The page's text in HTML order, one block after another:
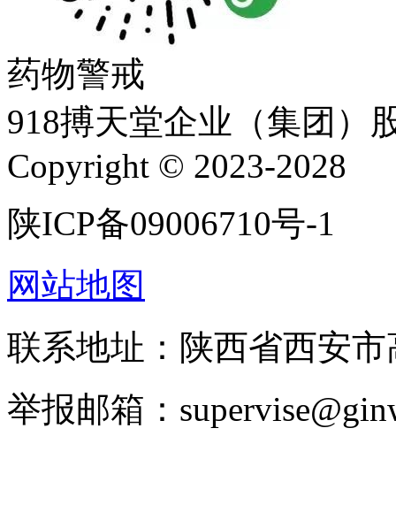
药物警戒
918搏天堂企业（集团）
Copyright © 2023-2028
陕ICP备09006710号-1
网站地图
联系地址：陕西省西安
举报邮箱：